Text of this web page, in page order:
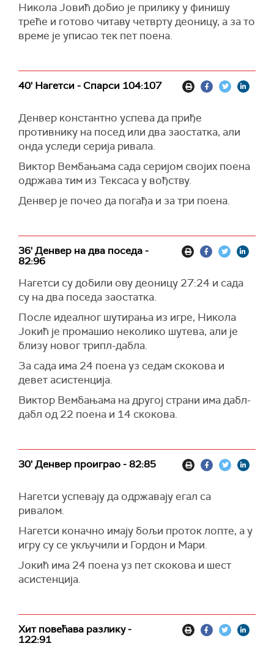
Никола Јовић добио је прилику у финишу
треће и готово читаву четврту деоницу, а за то
време је уписао тек пет поена.
40' Нагетси - Спарси 104:107
Денвер константно успева да приђе
противнику на посед или два заостатка, али
онда уследи серија ривала.
Виктор Вембањама сада серијом својих поена
одржава тим из Тексаса у вођству.
Денвер је почео да погађа и за три поена.
36' Денвер на два поседа -
82:96
Нагетси су добили ову деоницу 27:24 и сада
су на два поседа заостатка.
После идеалног шутирања из игре, Никола
Јокић је промашио неколико шутева, али је
близу новог трипл-дабла.
За сада има 24 поена уз седам скокова и
девет асистенција.
Виктор Вембањама на другој страни има дабл-
дабл од 22 поена и 14 скокова.
30' Денвер проиграо - 82:85
Нагетси успевају да одржавају егал са
ривалом.
Нагетси коначно имају бољи проток лопте, а у
игру су се укључили и Гордон и Мари.
Јокић има 24 поена уз пет скокова и шест
асистенција.
Хит повећава разлику -
122:91